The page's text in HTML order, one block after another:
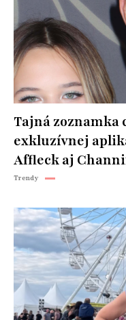
Tajná zoznamka
exkluzívnej
Affleck aj
Trendy